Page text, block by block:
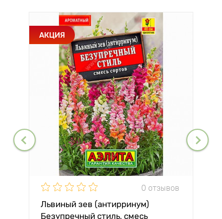
АКЦИЯ
0 отзывов
Львиный зев (антирринум)
Безупречный стиль, смесь